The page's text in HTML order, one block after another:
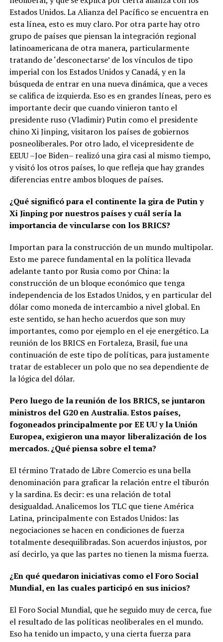
Estados Unidos. La Alianza del Pacífico se encuentra en
esta línea, esto es muy claro. Por otra parte hay otro
grupo de países que piensan la integración regional
latinoamericana de otra manera, particularmente
tratando de ‘desconectarse’ de los vínculos de tipo
imperial con los Estados Unidos y Canadá, y en la
búsqueda de entrar en una nueva dinámica, que a veces
se califica de izquierda. Eso es en grandes líneas, pero es
importante decir que cuando vinieron tanto el
presidente ruso (Vladimir) Putin como el presidente
chino Xi Jinping, visitaron los países de gobiernos
posneoliberales. Por otro lado, el vicepresidente de
EEUU –Joe Biden– realizó una gira casi al mismo tiempo,
y visitó los otros países, lo que refleja que hay grandes
diferencias entre ambos bloques de países.
¿Qué significó para el continente la gira de Putin y
Xi Jinping por nuestros países y cuál sería la
importancia de vincularse con los BRICS?
Importan para la construcción de un mundo multipolar.
Esto me parece fundamental en la política llevada
adelante tanto por Rusia como por China: la
construcción de un bloque económico que tenga
independencia de los Estados Unidos, y en particular del
dólar como moneda de intercambio a nivel global. En
este sentido, se han hecho acuerdos que son muy
importantes, como por ejemplo en el eje energético. La
reunión de los BRICS en Fortaleza, Brasil, fue una
continuación de este tipo de políticas, para justamente
tratar de establecer un polo que no sea dependiente de
la lógica del dólar.
Pero luego de la reunión de los BRICS, se juntaron
ministros del G20 en Australia. Estos países,
fogoneados principalmente por EE UU y la Unión
Europea, exigieron una mayor liberalización de los
mercados. ¿Qué piensa sobre el tema?
El término Tratado de Libre Comercio es una bella
denominación para graficar la relación entre el tiburón
y la sardina. Es decir: es una relación de total
desigualdad. Analicemos los TLC que tiene América
Latina, principalmente con Estados Unidos: las
negociaciones se hacen en condiciones de fuerza
totalmente desequilibradas. Son acuerdos injustos, por
así decirlo, ya que las partes no tienen la misma fuerza.
¿En qué quedaron iniciativas como el Foro Social
Mundial, en las cuales participó en sus inicios?
El Foro Social Mundial, que he seguido muy de cerca, fue
el resultado de las políticas neoliberales en el mundo.
Eso ha tenido un impacto, y una cierta fuerza para